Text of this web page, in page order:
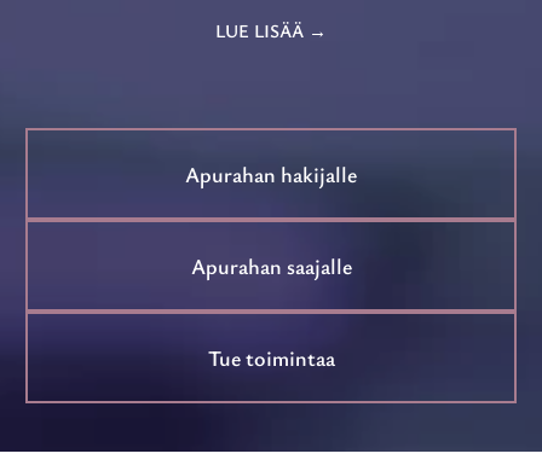
LUE LISÄÄ
Apurahan hakijalle
Apurahan saajalle
Tue toimintaa